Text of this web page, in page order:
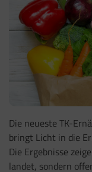
Die neueste TK-
bringt Licht in die
Die Ergebnisse
landet, sondern